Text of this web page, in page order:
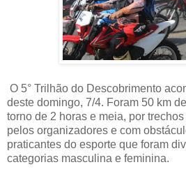
O 5° Trilhão do Descobrimento
deste domingo, 7/4. Foram 50 km
torno de 2 horas e meia, por
pelos organizadores e com
praticantes do esporte que foram
categorias masculina e feminina.